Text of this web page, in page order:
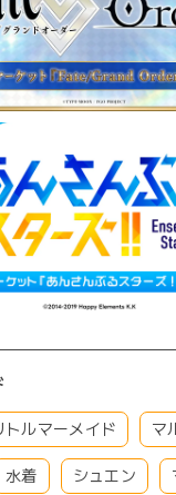
トルマーメイド マ
水着 シュエン